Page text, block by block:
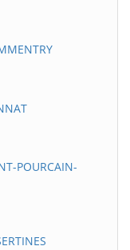
POURCAIN-